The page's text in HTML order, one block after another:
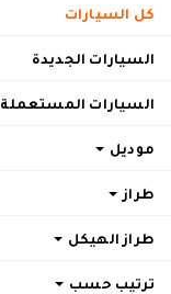
كل السيارات
السيارات الجديدة
السيارات المستعملة
موديل
طراز
طراز الهيكل
ترتيب حسب